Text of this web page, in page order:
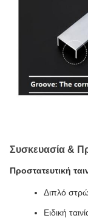
Συσκευασία &
Προστατευτική
Διπλό
Ειδική